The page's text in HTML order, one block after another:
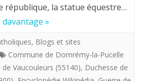
république, la statue équestre…
»
, Blogs et sites
Commune de Domrémy-la-Pucelle
Vaucouleurs (55140), Duchesse de